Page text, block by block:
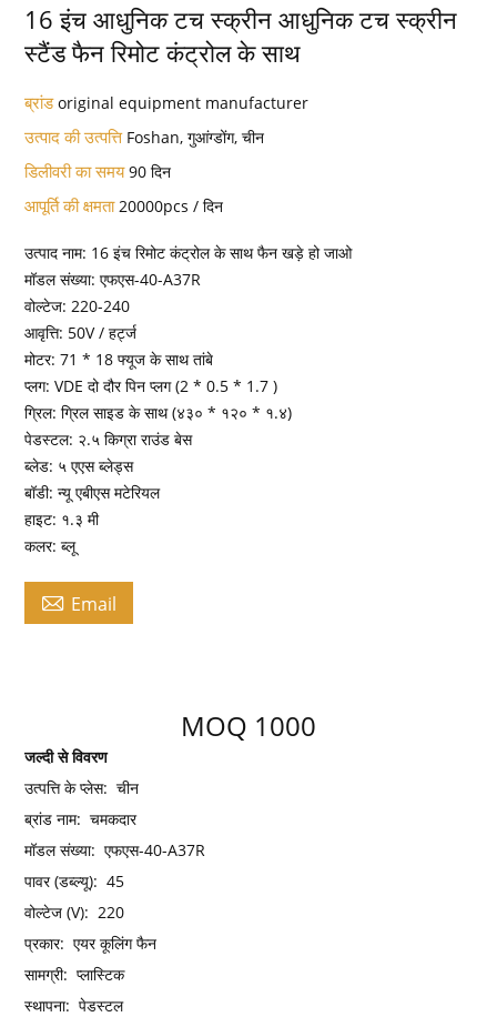
16 इंच आधुनिक टच स्क्रीन आधुनिक टच स्क्रीन
स्टैंड फैन रिमोट कंट्रोल के साथ
ब्रांडoriginal equipment manufacturer
उत्पाद की उत्पत्ति Foshan, गुआंग्डोंग, चीन
डिलीवरी का समय90 दिन
आपूर्ति की क्षमता 20000pcs / दिन
उत्पाद नाम: 16 इंच रिमोट कंट्रोल के साथ फैन खड़े हो जाओ
मॉडल संख्या: एफएस-40-A37R
वोल्टेज: 220-240
आवृत्ति: 50V / हर्ट्ज
मोटर: 71 * 18 फ्यूज के साथ तांबे
प्लग: VDE दो दौर पिन प्लग (2 * 0.5 * 1.7 )
ग्रिल: ग्रिल साइड के साथ (४३० * १२० * १.४)
पेडस्टल: २.५ किग्रा राउंड बेस
ब्लेड: ५ एएस ब्लेड्स
बॉडी: न्यू एबीएस मटेरियल
हाइट: १.३ मी
कलर: ब्लू
 Email
MOQ 1000
जल्दी से विवरण
उत्पत्ति के प्लेस: चीन
ब्रांड नाम: चमकदार
मॉडल संख्या: एफएस-40-A37R
पावर (डब्ल्यू): 45
वोल्टेज (V): 220
प्रकार: एयर कूलिंग फैन
सामग्री: प्लास्टिक
स्थापना: पेडस्टल